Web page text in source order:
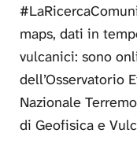
maps, dati in
vulcanici: sono
dell’Osservatorio
Nazionale
di Geofisica e